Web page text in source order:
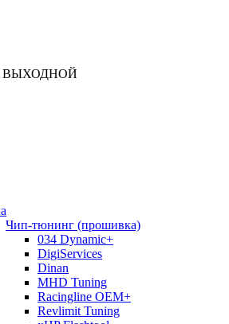
ВЫХОДНОЙ
Чип-тюнинг (прошивка)
034 Dynamic+
DigiServices
Dinan
MHD Tuning
Racingline OEM+
Revlimit Tuning